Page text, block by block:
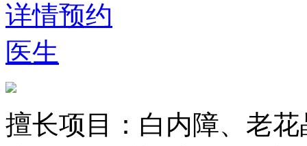
详情预约
医生
擅长项目： 白内障、老